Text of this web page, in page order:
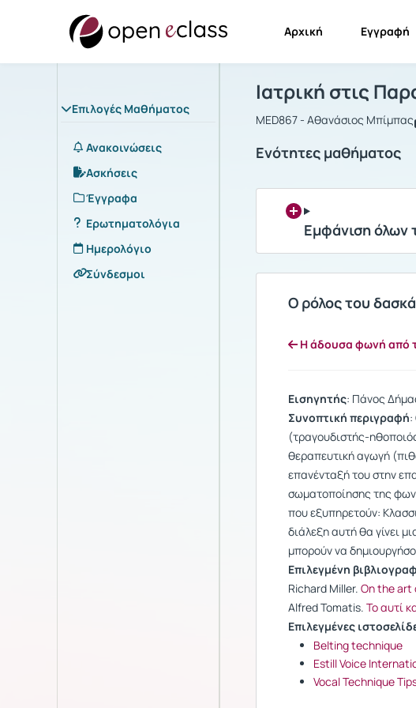
Αρχική Εγγραφή
Επιλογές Μαθήματος
Ανακοινώσεις
Ασκήσεις
Έγγραφα
Ερωτηματολόγια
Ημερολόγιο
Σύνδεσμοι
Μάθημα : Ιατρική
Ιατρική στις
MED867 - Αθανάσιος Μπίμπας
Ενότητες μαθήματος
Εμφάνιση όλων
Ο ρόλος του
Η άδουσα φωνή από
Εισηγητής: Πάνος
Συνοπτική περιγραφή:
(τραγουδιστής-
θεραπευτική αγωγή
επανένταξή του στην
σωματοποίησης της
που εξυπηρετούν:
διάλεξη αυτή θα γίνει
μπορούν να
Επιλεγμένη
Richard Miller. On the art
Alfred Tomatis. Το αυτί
Επιλεγμένες
Belting technique
Estill Voice
Vocal Technique